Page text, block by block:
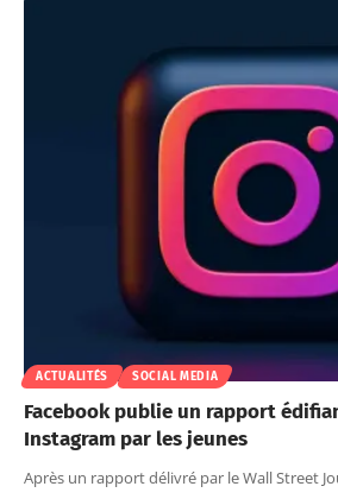
ACTUALITÉS SOCIAL MEDIA
Facebook publie un rapport
Instagram par les jeunes
Après un rapport délivré par le Wall Street